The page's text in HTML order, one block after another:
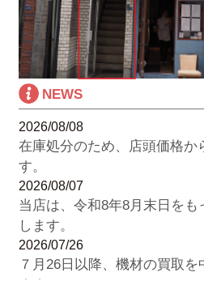
NEWS
2026/08/08
在庫処分のため、店頭価格か
す。
2026/08/07
当店は、令和8年8月末日をも
します。
2026/07/26
７月26日以降、機材の買取
ます。